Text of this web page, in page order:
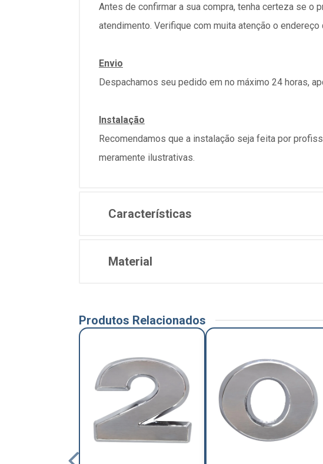
Antes de confirmar a sua compra, tenha certeza se o
atendimento. Verifique com muita atenção o endereço
Envio
Despachamos seu pedido em no máximo 24 horas,
Instalação
Recomendamos que a instalação seja feita por
meramente ilustrativas.
Características
Material
Produtos Relacionados